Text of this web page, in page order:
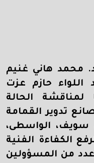
محمد هاني غنيم
حازم عزت
لمناقشة الحالة
تدوير القمامة
الواسطى،
الكفاءة الفنية
عدد من المسؤولين